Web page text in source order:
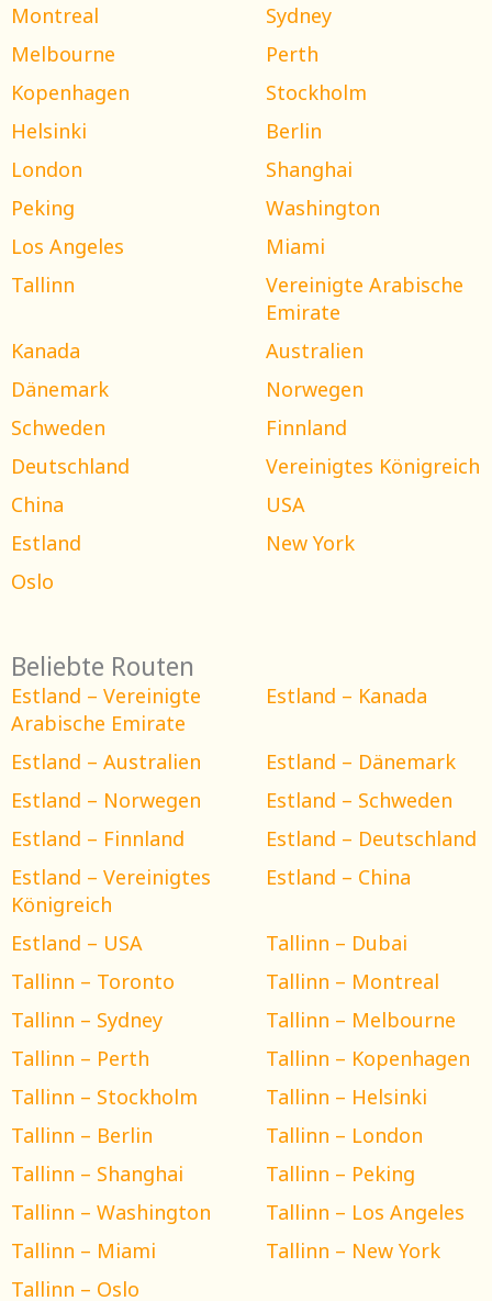
Montreal
Sydney
Melbourne
Perth
Kopenhagen
Stockholm
Helsinki
Berlin
London
Shanghai
Peking
Washington
Los Angeles
Miami
Tallinn
Vereinigte Arabische
Emirate
Kanada
Australien
Dänemark
Norwegen
Schweden
Finnland
Deutschland
Vereinigtes Königreich
China
USA
Estland
New York
Oslo
Beliebte Routen
Estland – Vereinigte
Arabische Emirate
Estland – Kanada
Estland – Australien
Estland – Dänemark
Estland – Norwegen
Estland – Schweden
Estland – Finnland
Estland – Deutschland
Estland – Vereinigtes
Königreich
Estland – China
Estland – USA
Tallinn – Dubai
Tallinn – Toronto
Tallinn – Montreal
Tallinn – Sydney
Tallinn – Melbourne
Tallinn – Perth
Tallinn – Kopenhagen
Tallinn – Stockholm
Tallinn – Helsinki
Tallinn – Berlin
Tallinn – London
Tallinn – Shanghai
Tallinn – Peking
Tallinn – Washington
Tallinn – Los Angeles
Tallinn – Miami
Tallinn – New York
Tallinn – Oslo